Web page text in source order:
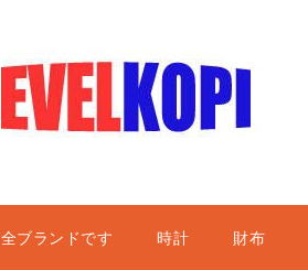
全ブランドです 時計 財布